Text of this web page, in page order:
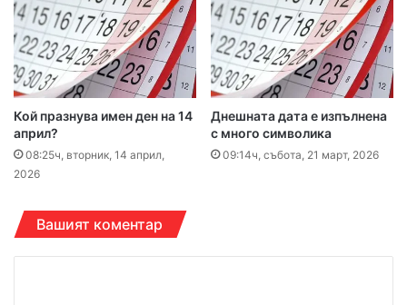
Кой празнува имен ден на 14
април?
08:25ч, вторник, 14 април,
2026
Днешната дата е изпълнена
с много символика
09:14ч, събота, 21 март, 2026
Вашият коментар